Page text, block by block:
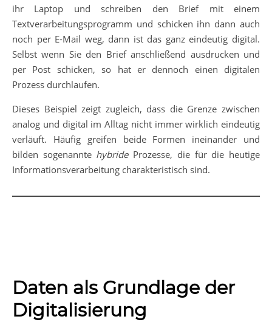
ihr Laptop und schreiben den Brief mit einem
Textverarbeitungsprogramm und schicken ihn dann auch
noch per E-Mail weg, dann ist das ganz eindeutig digital.
Selbst wenn Sie den Brief anschließend ausdrucken und
per Post schicken, so hat er dennoch einen digitalen
Prozess durchlaufen.
Dieses Beispiel zeigt zugleich, dass die Grenze zwischen
analog und digital im Alltag nicht immer wirklich eindeutig
verläuft. Häufig greifen beide Formen ineinander und
bilden sogenannte hybride Prozesse, die für die heutige
Informationsverarbeitung charakteristisch sind.
Daten als Grundlage der
Digitalisierung